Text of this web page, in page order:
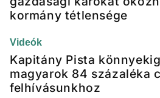
kormány tétlensége
Videók
Kapitány Pista
magyarok 84 százaléka
felhívásunkhoz